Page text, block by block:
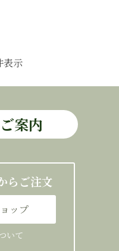
表示
案内
らご注文
ップ
いて